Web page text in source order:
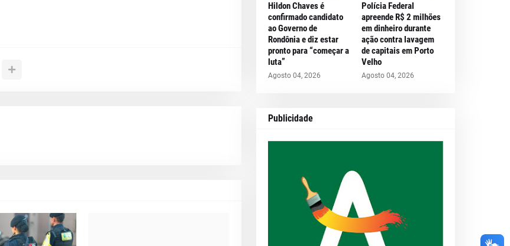
Hildon Chaves é
confirmado candidato
ao Governo de
Rondônia e diz estar
pronto para “começar a
luta”
Agosto 04, 2026
Polícia Federal
apreende R$ 2 milhões
em dinheiro durante
ação contra lavagem
de capitais em Porto
Velho
Agosto 04, 2026
Publicidade